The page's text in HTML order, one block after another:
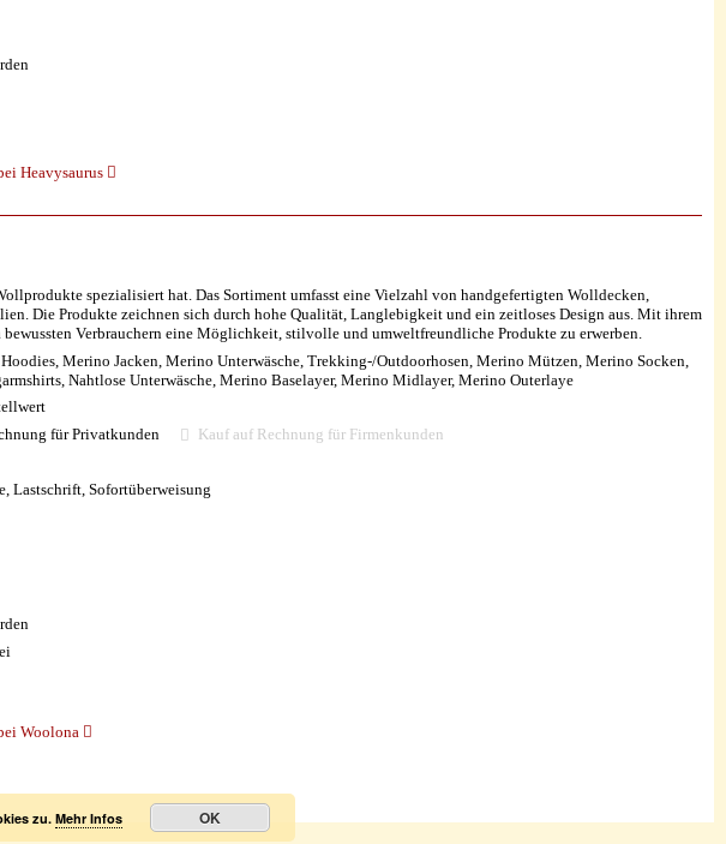
Heavysaurus
spezialisiert hat. Das Sortiment umfasst eine Vielzahl von handgefertigten Wolldecken,
Die Produkte zeichnen sich durch hohe Qualität, Langlebigkeit und ein zeitloses Design aus. Mit ihrem
Verbrauchern eine Möglichkeit, stilvolle und umweltfreundliche Produkte zu erwerben.
Merino Jacken, Merino Unterwäsche, Trekking-/Outdoorhosen, Merino Mützen, Merino Socken,
Nahtlose Unterwäsche, Merino Baselayer, Merino Midlayer, Merino Outerlaye
für Privatkunden
Kauf auf Rechnung für Firmenkunden
Lastschrift, Sofortüberweisung
Woolona
zu. Mehr Infos OK